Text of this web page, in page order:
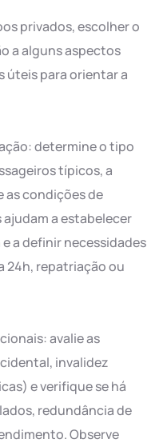
privados, escolher o
a alguns aspectos
úteis para orientar a
determine o tipo
típicos, a
as condições de
a estabelecer
a definir necessidades
24h, repatriação ou
avalie as
invalidez
e verifique se há
redundância de
Observe